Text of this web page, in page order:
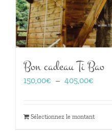
Bon cadeau Ti Bao
150,00€ – 405,00€
à
Sélectionnez le montant